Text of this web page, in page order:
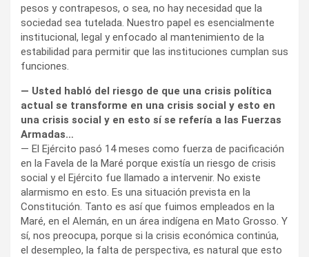
pesos y contrapesos, o sea, no hay necesidad que la
sociedad sea tutelada. Nuestro papel es esencialmente
institucional, legal y enfocado al mantenimiento de la
estabilidad para permitir que las instituciones cumplan sus
funciones.
— Usted habló del riesgo de que una crisis política
actual se transforme en una crisis social y esto en
una crisis social y en esto sí se refería a las Fuerzas
Armadas…
— El Ejército pasó 14 meses como fuerza de pacificación
en la Favela de la Maré porque existía un riesgo de crisis
social y el Ejército fue llamado a intervenir. No existe
alarmismo en esto. Es una situación prevista en la
Constitución. Tanto es así que fuimos empleados en la
Maré, en el Alemán, en un área indígena en Mato Grosso. Y
sí, nos preocupa, porque si la crisis económica continúa,
el desempleo, la falta de perspectiva, es natural que esto